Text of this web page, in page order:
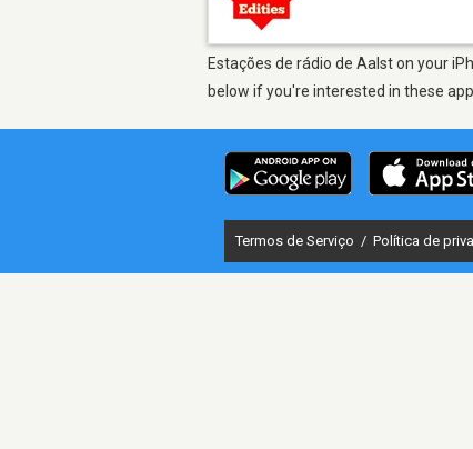
Estações de rádio de Aalst on your
below if you're interested in these
Termos de Serviço / Política de